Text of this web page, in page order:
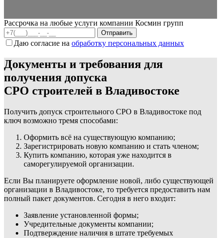
Рассрочка на любые услуги компании Космин групп
Даю согласие на обработку персональных данных
Документы и требования для
получения допуска
СРО строителей в Владивостоке
Получить допуск строительного СРО в Владивостоке под
ключ возможно тремя способами:
Оформить всё на существующую компанию;
Зарегистрировать новую компанию и стать членом;
Купить компанию, которая уже находится в
саморегулируемой организации.
Если Вы планируете оформление новой, либо существующей
организации в Владивостоке, то требуется предоставить нам
полный пакет документов. Сегодня в него входит:
Заявление установленной формы;
Учредительные документы компании;
Подтверждение наличия в штате требуемых